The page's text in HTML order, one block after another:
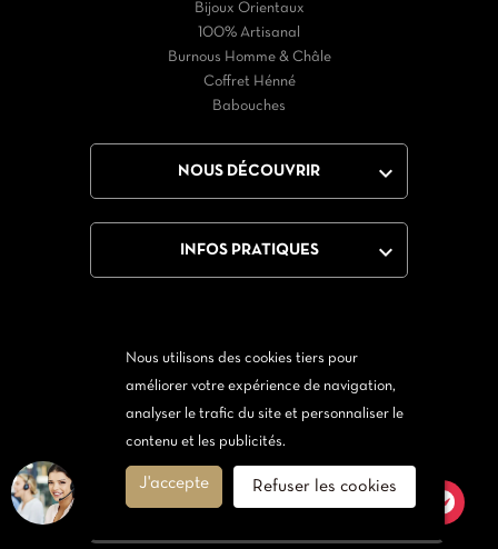
Nous utilisons des cookies tiers pour
améliorer votre expérience de navigation,
analyser le trafic du site et personnaliser le
contenu et les publicités.
J'accepte Refuser les cookies
Bijoux Orientaux
100% Artisanal
Burnous Homme & Châle
Coffret Hénné
Babouches
NOUS DÉCOUVRIR 
INFOS PRATIQUES 
Instagram